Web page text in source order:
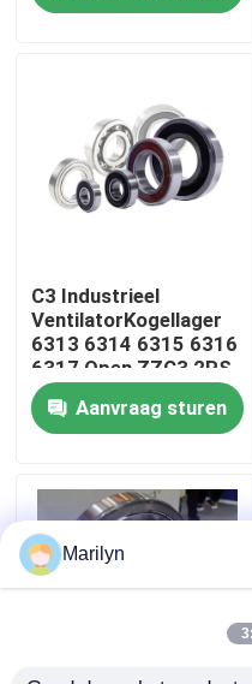
Ongeveer ons
Fabrieksreis
Kwaliteitscontrole
Contacteer ons
Gevallen
Spits Rollager
C3 Industrieel
VentilatorKogellager
6313 6314 6315 6316
6317 Open ZZC3 2RS
RZ
Aanvraag sturen
Marilyn